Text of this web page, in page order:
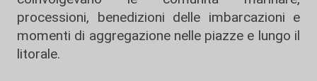
processioni, benedizioni delle imbarcazioni e
momenti di aggregazione nelle piazze e lungo il
litorale.